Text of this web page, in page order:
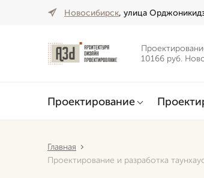
Новосибирск, улица
10166 руб.
Проектирование
Главная
Проектирование и разработка